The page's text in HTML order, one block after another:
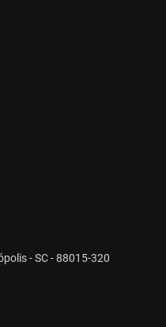
- SC - 88015-320